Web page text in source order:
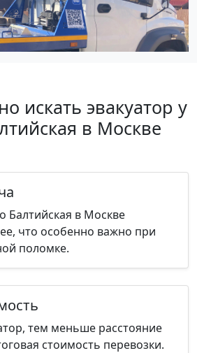
искать эвакуатор у
в Москве
Балтийская в Москве
что особенно важно при
поломке.
тем меньше расстояние
стоимость перевозки.